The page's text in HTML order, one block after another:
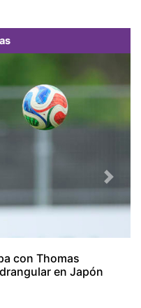
con Thomas
en Japón
Next